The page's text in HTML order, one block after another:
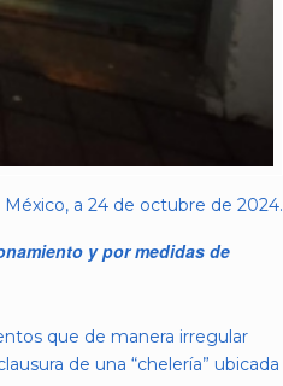
a 24 de octubre de 2024.
y por medidas de
que de manera irregular
de una “chelería” ubicada